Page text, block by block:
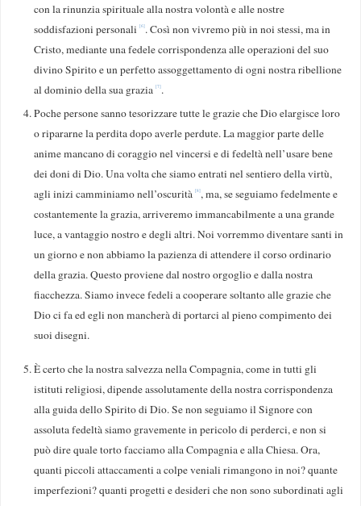
con la rinunzia spirituale alla nostra volontà e alle nostre
soddisfazioni personali [6]. Così non vivremo più in noi stessi, ma in
Cristo, mediante una fedele corri­spondenza alle operazioni del suo
divino Spirito e un perfetto assoggettamento di ogni nostra ribellione
al dominio della sua grazia [7].
Poche persone sanno tesorizzare tutte le grazie che Dio elargisce loro
o ripararne la perdita dopo averle perdute. La maggior parte delle
anime mancano di coraggio nel vincersi e di fedeltà nell’usare bene
dei doni di Dio. Una volta che siamo entrati nel sentiero della virtù,
agli inizi camminiamo nell’oscurità [8], ma, se seguiamo fedelmente e
costantemente la grazia, arriveremo immancabilmente a una grande
luce, a vantaggio nostro e degli altri. Noi vorremmo diventare santi in
un giorno e non abbiamo la pazienza di attendere il corso ordinario
della grazia. Questo proviene dal nostro orgoglio e dalla nostra
fiacchezza. Siamo invece fedeli a cooperare soltanto alle grazie che
Dio ci fa ed egli non mancherà di portarci al pieno compimento dei
suoi disegni.
È certo che la nostra salvezza nella Compagnia, come in tutti gli
istituti religiosi, dipende assolutamente della nostra corrispondenza
alla guida dello Spirito di Dio. Se non seguiamo il Signore con
assoluta fedeltà siamo gravemente in pericolo di perderci, e non si
può dire quale torto facciamo alla Compagnia e alla Chiesa. Ora,
quanti piccoli attaccamenti a colpe veniali rimangono in noi? quante
imperfezioni? quanti progetti e desideri che non sono subordinati agli